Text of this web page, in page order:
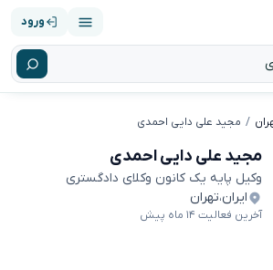
ورود
مجید علی دایی احمدی
مجید علی دایی احمدی
وکیل پایه یک کانون وکلای دادگستری
ایران،تهران
آخرین فعالیت ۱۴ ماه پیش